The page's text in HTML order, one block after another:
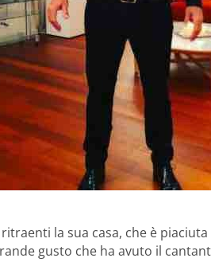
la sua casa, che è
gusto che ha avuto il